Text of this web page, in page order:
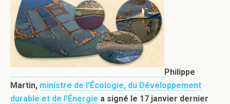
Philippe
Martin, ministre de l’Écologie, du Développement
durable et de l’Énergie a signé le 17 janvier dernier